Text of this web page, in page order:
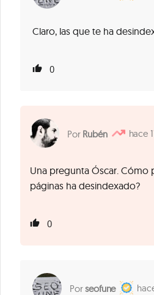
Claro, las que te ha
0
Rubén
Una pregunta Óscar. Cómo
páginas ha desindexado?
0
seofune